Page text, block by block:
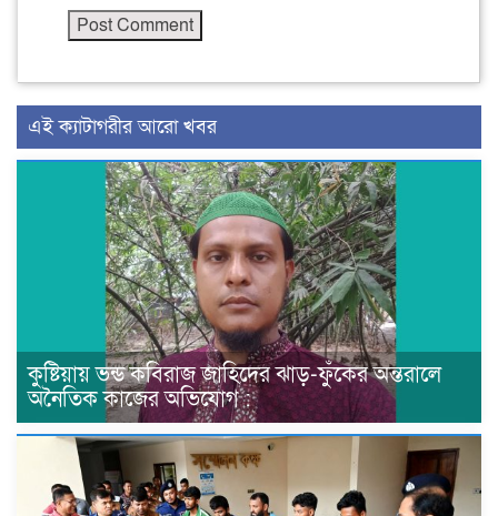
এই ক্যাটাগরীর আরো খবর
কুষ্টিয়ায় ভন্ড কবিরাজ জাহিদের ঝাড়-ফুঁকের অন্তরালে
অনৈতিক কাজের অভিযোগ :